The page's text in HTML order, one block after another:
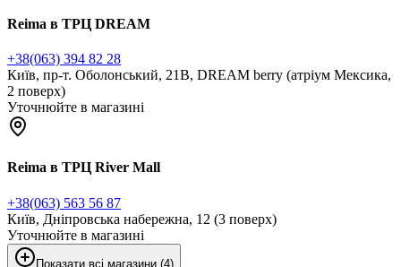
Reima в ТРЦ DREAM
+38(063) 394 82 28
Київ, пр-т. Оболонський, 21В, DREAM berry (атріум Мексика,
2 поверх)
Уточнюйте в магазині
Reima в ТРЦ River Mall
+38(063) 563 56 87
Київ, Дніпровська набережна, 12 (3 поверх)
Уточнюйте в магазині
Показати всі магазини (4)